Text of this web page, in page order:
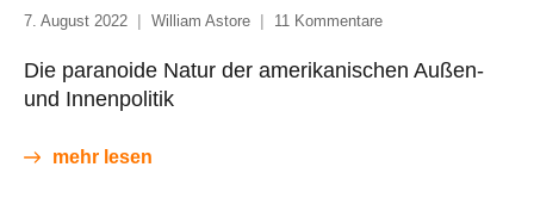
7. August 2022 William Astore 11 Kommentare
Die paranoide Natur der amerikanischen Außen-
und Innenpolitik
mehr lesen